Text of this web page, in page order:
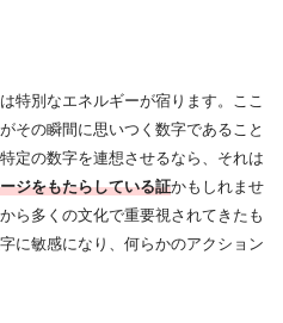
特別なエネルギーが宿ります。ここ
その瞬間に思いつく数字であること
定の数字を連想させるなら、それは
ジをもたらしている証かもしれませ
ら多くの文化で重要視されてきたも
に敏感になり、何らかのアクション